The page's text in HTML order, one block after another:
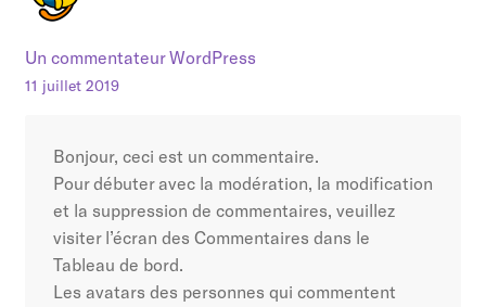
Un commentateur WordPress
11 juillet 2019
Bonjour, ceci est un commentaire.
Pour débuter avec la modération, la modification
et la suppression de commentaires, veuillez
visiter l’écran des Commentaires dans le
Tableau de bord.
Les avatars des personnes qui commentent